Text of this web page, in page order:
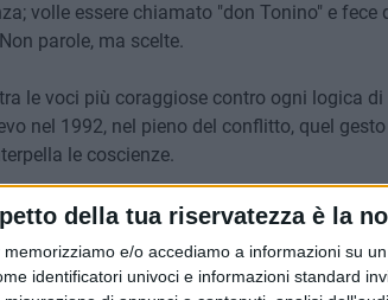
della tua riservatezza è la
memorizziamo e/o accediamo a informazioni su
identificatori univoci e informazioni standard
volle essere chiamato "don Tonino" e fece
parole, ma scelte.
le voci più coraggiose contro ogni logica di
nel 1992, nel pieno del conflitto, quel gesto
le coscienze.
"Chiesa del grembiule": una Chiesa che si
Una Chiesa che non teme la Croce,